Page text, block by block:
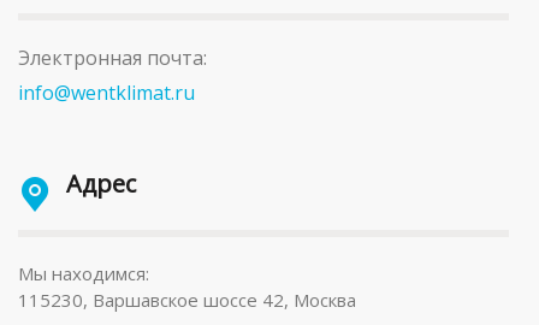
Электронная почта:
info@wentklimat.ru
Адрес
Мы находимся:
115230, Варшавское шоссе 42, Москва